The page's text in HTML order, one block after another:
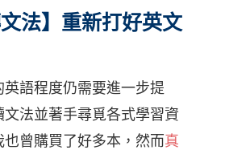
法】重新打好英文
語程度仍需要進一步提
法並著手尋覓各式學習資
曾購買了好多本，然而真